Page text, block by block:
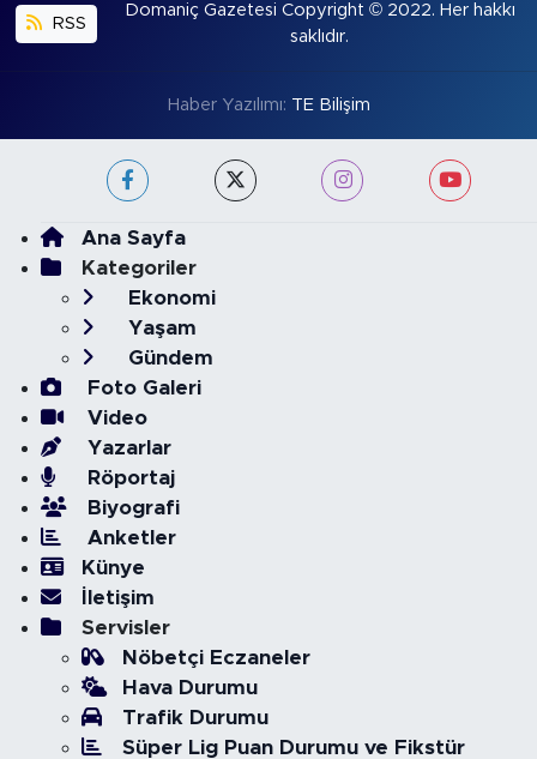
RSS
Domaniç Gazetesi Copyright © 2022. Her hakkı
saklıdır.
Haber Yazılımı: TE Bilişim
Ana Sayfa
Kategoriler
Ekonomi
Yaşam
Gündem
Foto Galeri
Video
Yazarlar
Röportaj
Biyografi
Anketler
Künye
İletişim
Servisler
Nöbetçi Eczaneler
Hava Durumu
Trafik Durumu
Süper Lig Puan Durumu ve Fikstür